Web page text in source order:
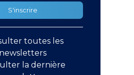
S'inscrire
toutes les
newsletters
la dernière